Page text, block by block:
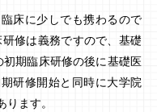
床に少しでも携わるので
修は義務ですので、基礎
期臨床研修の後に基礎医
研修開始と同時に大学院
ます。